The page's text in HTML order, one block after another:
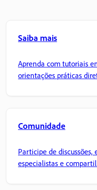
Saiba mais
Aprenda com tutoriais
orientações práticas
Comunidade
Participe de
especialistas e